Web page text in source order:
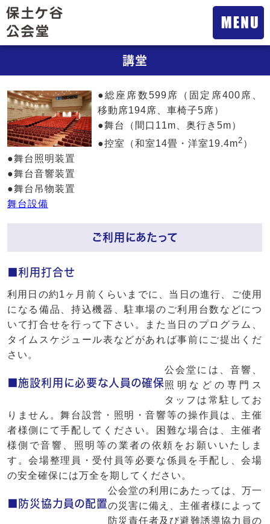
講堂
●総座席数599席（固定席400席、
移動席194席、車椅子5席）
●舞台（間口11m、奥行き5m）
●控室（和室14畳・洋室19.4m2 ）
●舞台照明装置
●舞台音響装置
●舞台吊物装置
舞台設備
ご利用にあたって
■利用打合せ
利用日の約1ヶ月前くらいまでに、当日の進行、ご使用
になる備品、持込機器、駐車場のご利用台数などにつ
いて打合せを行って下さい。また当日のプログラム、
タイムスケジュール表などがあれば事前にご提出くだ
さい。
■施設利用に必要な人員の確保
公会堂には、音響、
照明などの専門ス
タッフは常駐してお
りません。舞台設営・照明・音響等の操作員は、主催
者様側にて手配してください。困難な場合は、主催者
様側で音響、照明等の業者の依頼をお願いいたしま
す。会場整理員・受付員等必要な係員を手配し、会場
の安全確保には万全を期してください。
■防災協力員の配置
公会堂の利用にあたっては、万一
の災害に備え、主催者様によって
防災責任者及び避難誘導協力員の